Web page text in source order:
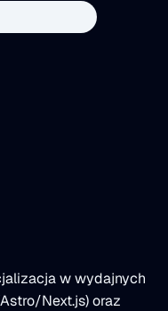
w wydajnych
Next.js) oraz